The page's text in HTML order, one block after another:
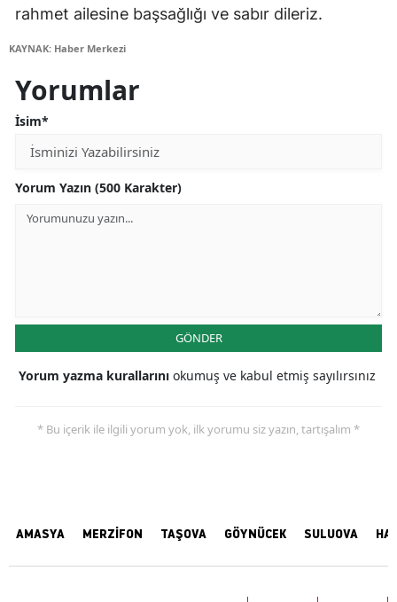
rahmet ailesine başsağlığı ve sabır dileriz.
KAYNAK: Haber Merkezi
Yorumlar
İsim*
Yorum Yazın (500 Karakter)
GÖNDER
Yorum yazma kurallarını okumuş ve kabul etmiş sayılırsınız
* Bu içerik ile ilgili yorum yok, ilk yorumu siz yazın, tartışalım *
AMASYA MERZİFON TAŞOVA GÖYNÜCEK SULUOVA